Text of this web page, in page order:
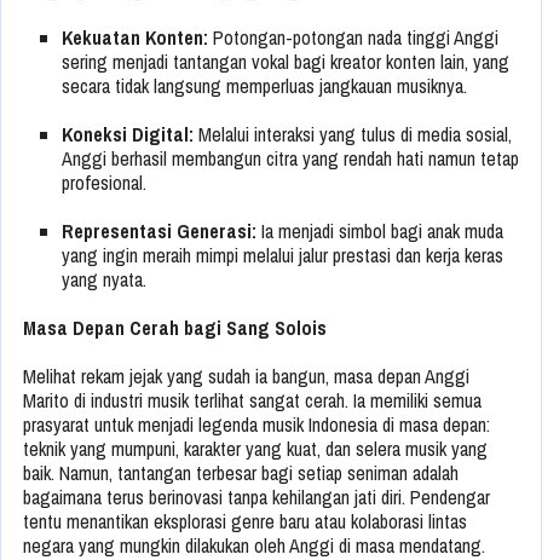
Kekuatan Konten: Potongan-potongan nada tinggi Anggi
sering menjadi tantangan vokal bagi kreator konten lain, yang
secara tidak langsung memperluas jangkauan musiknya.
Koneksi Digital: Melalui interaksi yang tulus di media sosial,
Anggi berhasil membangun citra yang rendah hati namun tetap
profesional.
Representasi Generasi: Ia menjadi simbol bagi anak muda
yang ingin meraih mimpi melalui jalur prestasi dan kerja keras
yang nyata.
Masa Depan Cerah bagi Sang Solois
Melihat rekam jejak yang sudah ia bangun, masa depan Anggi
Marito di industri musik terlihat sangat cerah. Ia memiliki semua
prasyarat untuk menjadi legenda musik Indonesia di masa depan:
teknik yang mumpuni, karakter yang kuat, dan selera musik yang
baik. Namun, tantangan terbesar bagi setiap seniman adalah
bagaimana terus berinovasi tanpa kehilangan jati diri. Pendengar
tentu menantikan eksplorasi genre baru atau kolaborasi lintas
negara yang mungkin dilakukan oleh Anggi di masa mendatang.